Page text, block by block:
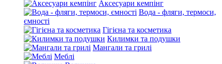
Аксесуари кемпінг
Вода - фляги, термоси,
ємності
Гігієна та косметика
Килимки та подушки
Мангали та грилі
Меблі